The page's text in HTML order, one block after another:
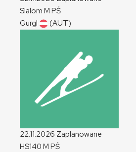
Slalom M PŚ
Gurgl
(AUT)
22.11.2026 Zaplanowane
HS140 M PŚ